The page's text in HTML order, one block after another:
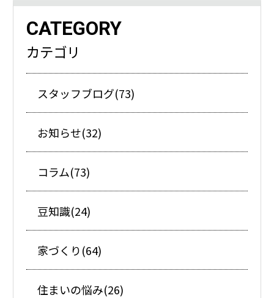
CATEGORY
カテゴリ
スタッフブログ(73)
お知らせ(32)
コラム(73)
豆知識(24)
家づくり(64)
住まいの悩み(26)